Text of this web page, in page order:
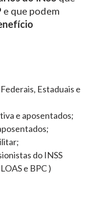
e que podem
Estaduais e
e aposentados;
do INSS
e BPC )